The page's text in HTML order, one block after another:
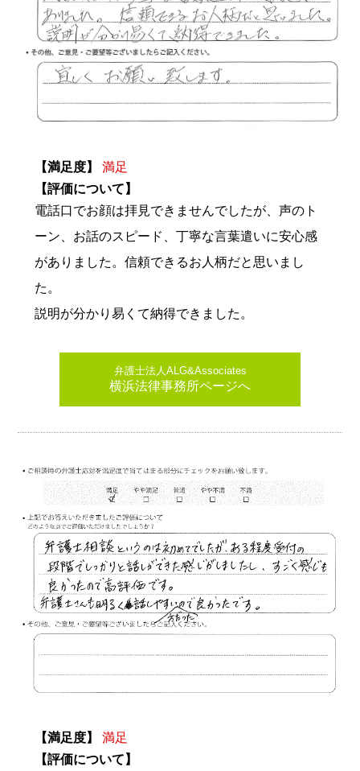
【満足度】
満足
【評価について】
電話口でお顔は拝見できませんでしたが、声のト
ーン、お話のスピード、丁寧な言葉遣いに安心感
がありました。信頼できるお人柄だと思いまし
た。
説明が分かり易くて納得できました。
弁護士法人ALG&Associates
横浜法律事務所ページへ
【満足度】
満足
【評価について】